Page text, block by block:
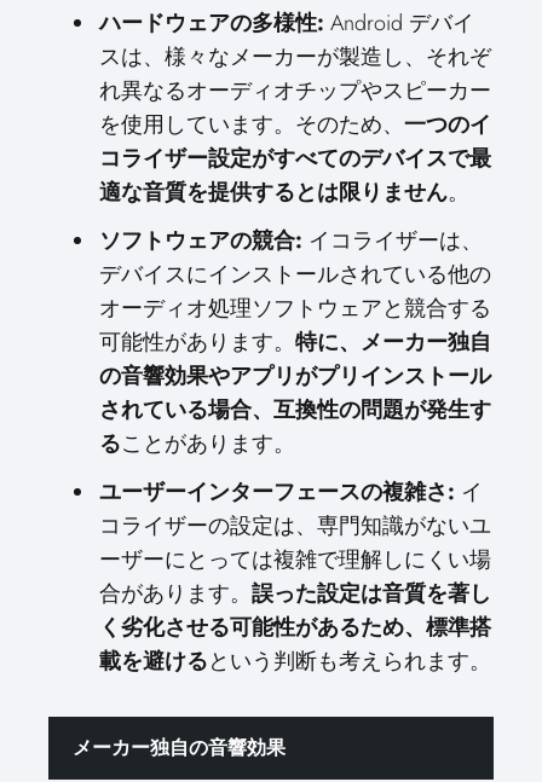
ハードウェアの多様性: Android デバイ
スは、様々なメーカーが製造し、それぞ
れ異なるオーディオチップやスピーカー
を使用しています。そのため、 一つのイ
コライザー設定がすべてのデバイスで最
適な音質を提供するとは限りません。
ソフトウェアの競合: イコライザーは、
デバイスにインストールされている他の
オーディオ処理ソフトウェアと競合する
可能性があります。 特に、メーカー独自
の音響効果やアプリがプリインストール
されている場合、互換性の問題が発生す
ることがあります。
ユーザーインターフェースの複雑さ: イ
コライザーの設定は、専門知識がないユ
ーザーにとっては複雑で理解しにくい場
合があります。 誤った設定は音質を著し
く劣化させる可能性があるため、標準搭
載を避けるという判断も考えられます。
メーカー独自の音響効果